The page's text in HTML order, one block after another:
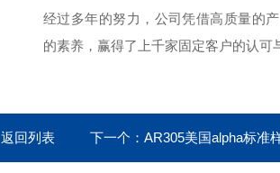
经过多年的努力，公司凭借高质量的
的素养，赢得了上千家固定客户的认可
返回列表 下一个： AR305美国alpha标准